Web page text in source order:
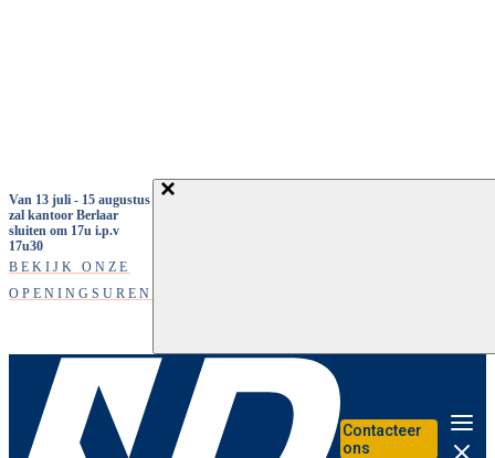
Van 13 juli - 15 augustus
zal kantoor Berlaar
sluiten om 17u i.p.v
17u30
BEKIJK ONZE
OPENINGSUREN
Contacteer
ons